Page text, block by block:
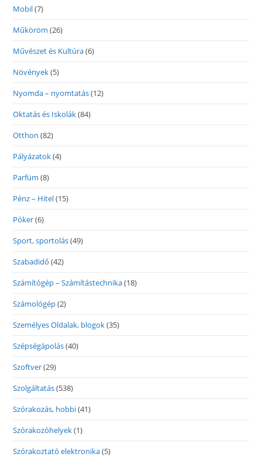
Mobil(7)
Műköröm (26)
Művészet és Kultúra(6)
Növények(5)
Nyomda – nyomtatás(12)
Oktatás és Iskolák(84)
Otthon (82)
Pályázatok(4)
Parfüm (8)
Pénz – Hitel(15)
Póker(6)
Sport, sportolás(49)
Szabadidő (42)
Számítógép – Számítástechnika(18)
Számológép(2)
Személyes Oldalak, blogok(35)
Szépségápolás(40)
Szoftver(29)
Szolgáltatás(538)
Szórakozás, hobbi(41)
Szórakozóhelyek(1)
Szórakoztató elektronika(5)